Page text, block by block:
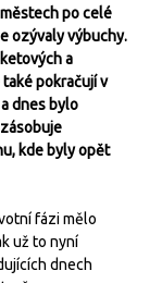
po celé
ozývaly výbuchy.
a
pokračují v
dnes bylo
kde byly opět
fázi mělo
už to nyní
dnech